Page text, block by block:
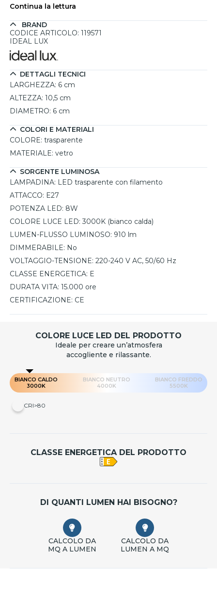
emette una luce bianco calda a 3000K, ideale per creare
Ideal Lux, offre una luminosità di 910 lumen, perfetta per
illuminare ambienti in modo decorativo. La trasparenza del
un tocco vintage e rendendola una scelta ideale per
ambienti che combinano estetica e funzionalità. La
tecnologia LED assicura un grande risparmio energetico e
una lunga durata media di 15.000 ore, riducendo la
frequenza delle sostituzioni. Non dimmerabile, è una
soluzione stabile e duratura per ambienti domestici e
Continua la lettura
BRAND
CODICE ARTICOLO: 119571
IDEAL LUX
DETTAGLI TECNICI
LARGHEZZA: 6 cm
ALTEZZA: 10,5 cm
DIAMETRO: 6 cm
COLORI E MATERIALI
COLORE: trasparente
MATERIALE: vetro
SORGENTE LUMINOSA
LAMPADINA: LED trasparente con filamento
ATTACCO: E27
POTENZA LED: 8W
COLORE LUCE LED: 3000K (bianco calda)
LUMEN-FLUSSO LUMINOSO: 910 lm
DIMMERABILE: No
VOLTAGGIO-TENSIONE: 220-240 V AC, 50/60 Hz
CLASSE ENERGETICA: E
DURATA VITA: 15.000 ore
CERTIFICAZIONE: CE
COLORE LUCE LED DEL PRODOTTO
Ideale per creare un’atmosfera
accogliente e rilassante.
BIANCO CALDO
3000K
BIANCO NEUTRO
4000K
BIANCO FREDDO
5500K
CRI>80
CLASSE ENERGETICA DEL PRODOTTO
DI QUANTI LUMEN HAI BISOGNO?
CALCOLO DA
MQ A LUMEN
CALCOLO DA
LUMEN A MQ